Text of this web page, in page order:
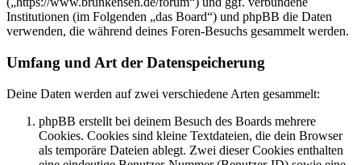
Institutionen (im Folgenden „das Board“) und phpBB die Daten
verwenden, die während deines Foren-Besuchs gesammelt werden.
Umfang und Art der Datenspeicherung
Deine Daten werden auf zwei verschiedene Arten gesammelt:
phpBB erstellt bei deinem Besuch des Boards mehrere
Cookies. Cookies sind kleine Textdateien, die dein Browser
als temporäre Dateien ablegt. Zwei dieser Cookies enthalten